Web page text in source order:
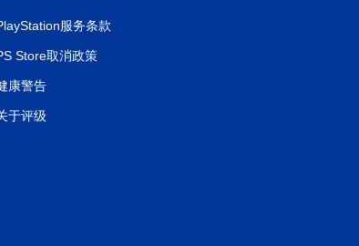
服务条款
Store取消政策
康警告
于评级